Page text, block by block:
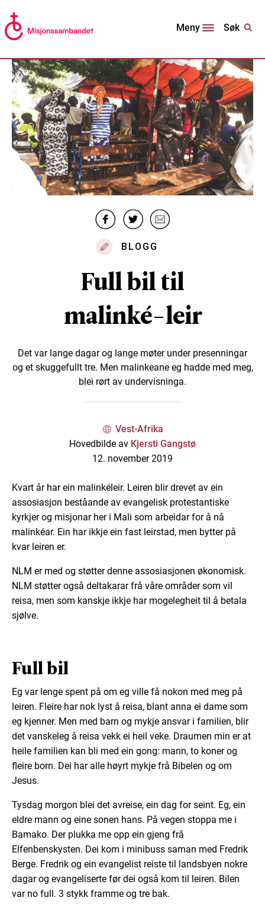
Meny Søk
BLOGG
Full bil til
malinké-leir
Det var lange dagar og lange møter under presenningar
og et skuggefullt tre. Men malinkeane eg hadde med meg,
blei rørt av undervisninga.
Vest-Afrika
Hovedbilde av Kjersti Gangstø
12. november 2019
Kvart år har ein malinkéleir. Leiren blir drevet av ein
assosiasjon beståande av evangelisk protestantiske
kyrkjer og misjonar her i Mali som arbeidar for å nå
malinkéar. Ein har ikkje ein fast leirstad, men bytter på
kvar leiren er.
NLM er med og støtter denne assosiasjonen økonomisk.
NLM støtter også deltakarar frå våre områder som vil
reisa, men som kanskje ikkje har mogelegheit til å betala
sjølve.
Full bil
Eg var lenge spent på om eg ville få nokon med meg på
leiren. Fleire har nok lyst å reisa, blant anna ei dame som
eg kjenner. Men med barn og mykje ansvar i familien, blir
det vanskeleg å reisa vekk ei heil veke. Draumen min er at
heile familien kan bli med ein gong: mann, to koner og
fleire born. Dei har alle høyrt mykje frå Bibelen og om
Jesus.
Tysdag morgon blei det avreise, ein dag for seint. Eg, ein
eldre mann og eine sonen hans. På vegen stoppa me i
Bamako. Der plukka me opp ein gjeng frå
Elfenbenskysten. Dei kom i minibuss saman med Fredrik
Berge. Fredrik og ein evangelist reiste til landsbyen nokre
dagar og evangeliserte før dei også kom til leiren. Bilen
var no full. 3 stykk framme og tre bak.